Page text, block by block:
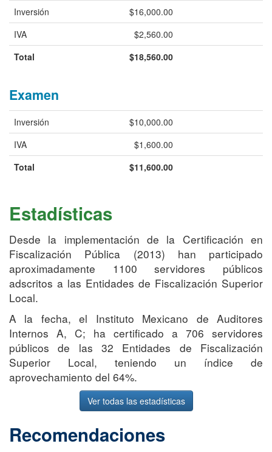
Inversión
$16,000.00
IVA
$2,560.00
Total
$18,560.00
Examen
Inversión
$10,000.00
IVA
$1,600.00
Total
$11,600.00
Estadísticas
Desde la implementación de la Certificación en
Fiscalización Pública (2013) han participado
aproximadamente 1100 servidores públicos
adscritos a las Entidades de Fiscalización Superior
Local.
A la fecha, el Instituto Mexicano de Auditores
Internos A, C; ha certificado a 706 servidores
públicos de las 32 Entidades de Fiscalización
Superior Local, teniendo un índice de
aprovechamiento del 64%.
Ver todas las estadísticas
Recomendaciones